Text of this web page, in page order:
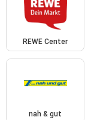
REWE Center
nah & gut